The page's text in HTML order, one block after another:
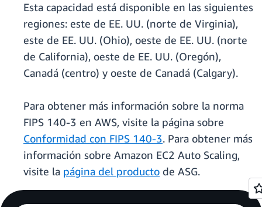
Esta capacidad está disponible en las siguientes
regiones: este de EE. UU. (norte de Virginia),
este de EE. UU. (Ohio), oeste de EE. UU. (norte
de California), oeste de EE. UU. (Oregón),
Canadá (centro) y oeste de Canadá (Calgary).
Para obtener más información sobre la norma
FIPS 140-3 en AWS, visite la página sobre
Conformidad con FIPS 140-3. Para obtener más
información sobre Amazon EC2 Auto Scaling,
visite la página del producto de ASG.